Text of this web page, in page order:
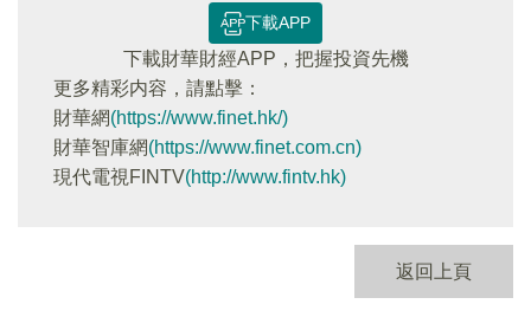
下載APP
下載財華財經APP，把握投資先機
更多精彩内容，請點擊：
財華網(https://www.finet.hk/)
財華智庫網(https://www.finet.com.cn)
現代電視FINTV(http://www.fintv.hk)
返回上頁